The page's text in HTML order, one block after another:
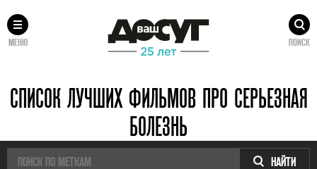
МЕНЮ ПОИСК
СПИСОК ЛУЧШИХ ФИЛЬМОВ ПРО СЕРЬЕЗНАЯ
БОЛЕЗНЬ
НАЙТИ